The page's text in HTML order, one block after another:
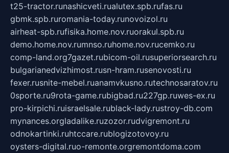
t25-tractor.runashicveti.rualutex.spb.rufas.ru
gbmk.spb.ruromania-today.runovoizol.ru
airheat-spb.rufisika.home.nov.ruorakul.spb.ru
demo.home.nov.rumnso.ruhome.nov.rucemko.ru
comp-land.org7gazet.rubicom-oil.rusuperiorsearch.ru
bulgarianedvizhimost.rusn-hram.rusenovosti.ru
fexer.rusnite-mebel.ruanamvkusno.rutechnosaratov.ru
0sporte.ru9rota-game.rubigbad.ru227gp.ruwes-ex.ru
pro-kirpichi.ruisraelsale.rublack-lady.rustroy-db.com
mynances.orgladalike.ruzozor.rudvigremont.ru
odnokartinki.ruhtccare.rublogizotovoy.ru
oysters-digital.ruo-remonte.orgremontdoma.com